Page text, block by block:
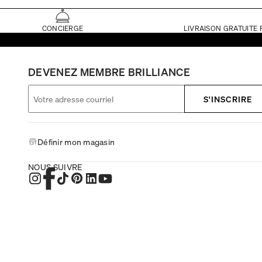
CONCIERGE LIVRAISON GRATUITE
DEVENEZ MEMBRE BRILLIANCE
S'INSCRIRE
Définir mon magasin
NOUS SUIVRE